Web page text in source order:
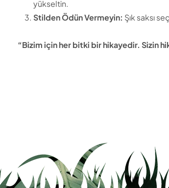
yükseltin.
Stilden Ödün Vermeyin: Şık saksı
“Bizim için her bitki bir hikayedir. Sizin